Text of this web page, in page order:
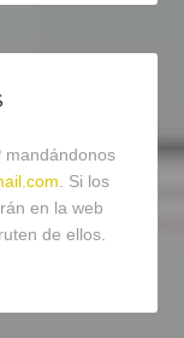
mandándonos
. Si los
en la web
de ellos.